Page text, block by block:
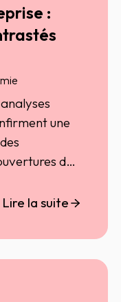
:
une
de
territoires
Lire la suite